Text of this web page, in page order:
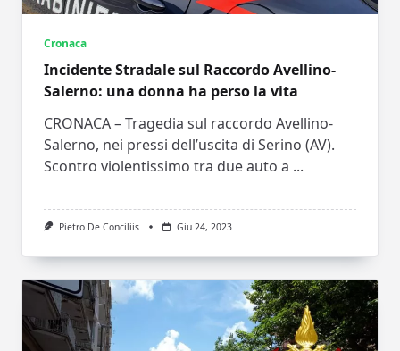
Cronaca
Incidente Stradale sul Raccordo Avellino-
Salerno: una donna ha perso la vita
CRONACA – Tragedia sul raccordo Avellino-
Salerno, nei pressi dell’uscita di Serino (AV).
Scontro violentissimo tra due auto a ...
Pietro De Conciliis Giu 24, 2023